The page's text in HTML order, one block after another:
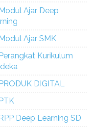
Ajar Deep
Ajar SMK
Kurikulum
DIGITAL
Deep Learning SD